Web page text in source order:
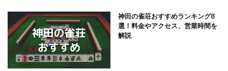
神田の雀荘おすすめランキング8
選！料金やアクセス、営業時間を
解説